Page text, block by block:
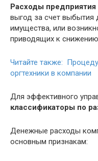
Расходы предприятия
выгод за счет выбытия
имущества, или
приводящих к снижению
Читайте также:
оргтехники в компании
Для эффективного
классификаторы по
Денежные расходы
основным признакам: